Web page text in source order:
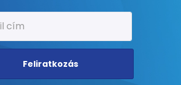
Feliratkozás